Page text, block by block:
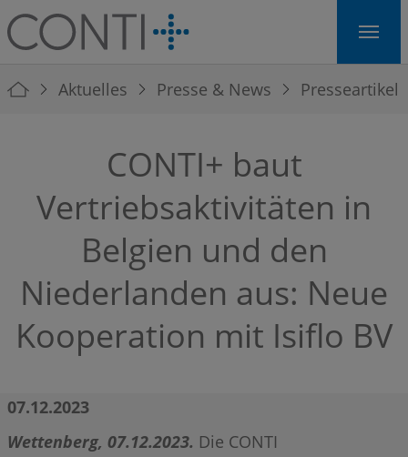
Skip to main navigation
Skip to main content
Skip to page footer
You are here:
Aktuelles Presse & News Presseartikel
CONTI+ baut
Vertriebsaktivitäten in
Belgien und den
Niederlanden aus: Neue
Kooperation mit Isiflo BV
07.12.2023
Wettenberg, 07.12.2023. Die CONTI